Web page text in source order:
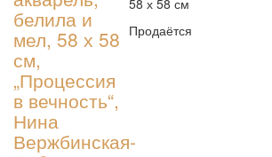
58 х 58 см
Продаётся